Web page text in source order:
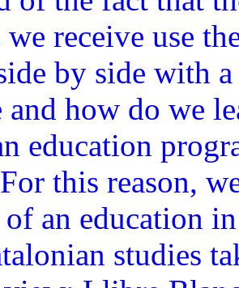
we receive use
by side with
and how do we
education
this reason,
of an education
studies